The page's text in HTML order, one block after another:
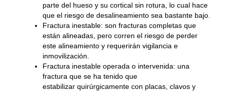
parte del hueso y su cortical sin rotura, lo cual hace
que el riesgo de desalineamiento sea bastante bajo.
Fractura inestable: son fracturas completas que
están alineadas, pero corren el riesgo de perder
este alineamiento y requerirán vigilancia e
inmovilización.
Fractura inestable operada o intervenida: una
fractura que se ha tenido que
estabilizar quirúrgicamente con placas, clavos y